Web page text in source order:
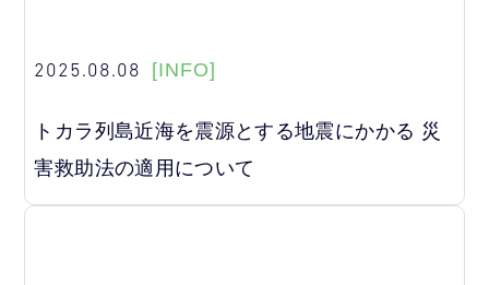
2025.08.08 [INFO]
トカラ列島近海を震源とする地震にかかる 災
害救助法の適用について